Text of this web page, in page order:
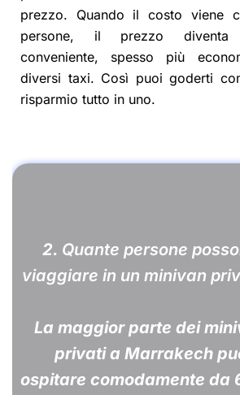
prezzo. Quando il costo viene
persone, il prezzo diventa
conveniente, spesso più
diversi taxi. Così puoi goderti
risparmio tutto in uno.
2. Quante persone
viaggiare in un minivan
La maggior parte dei
privati a Marrakech
ospitare comodamente da